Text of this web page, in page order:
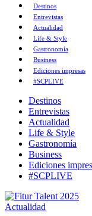
Destinos
Entrevistas
Actualidad
Life & Style
Gastronomía
Business
Ediciones impresas
#SCPLIVE
Destinos
Entrevistas
Actualidad
Life & Style
Gastronomía
Business
Ediciones
#SCPLIVE
Actualidad